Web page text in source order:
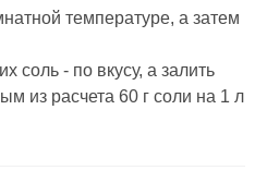
температуре, а затем
соль - по вкусу, а залить
из расчета 60 г соли на 1 л